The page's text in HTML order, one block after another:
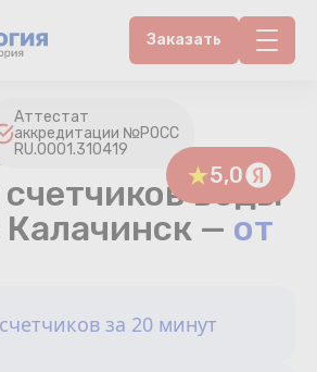
Заказать
Аттестат
аккредитации №РОСС
RU.0001.310419
5,0
воды
Калачинск — от
за 20 минут